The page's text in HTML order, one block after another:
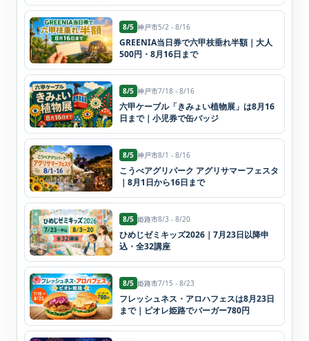
8/5 神戸市5/2 - 8/16
GREENIA当日券で六甲枝垂れ半額｜大人
500円・8月16日まで
8/5 神戸市7/18 - 8/16
六甲ケーブル「きみょい植物展」は8月16
日まで｜小児券で缶バッジ
8/5 神戸市8/1 - 8/16
こうべアグリパーク アグリサマーフェスタ
｜8月1日から16日まで
8/5 姫路市8/3 - 8/20
ひめじゼミキッズ2026｜7月23日以降申
込・全32講座
8/5 姫路市7/15 - 8/23
フレッシュネス・アロハフェスは8月23日
まで｜ピオレ姫路でバーガー780円